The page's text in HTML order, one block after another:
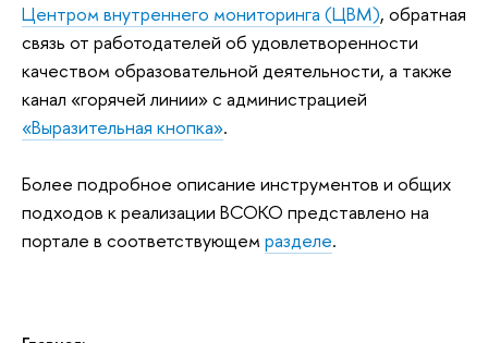
Центром внутреннего мониторинга (ЦВМ), обратная
связь от работодателей об удовлетворенности
качеством образовательной деятельности, а также
канал «горячей линии» с администрацией
«Выразительная кнопка».
Более подробное описание инструментов и общих
подходов к реализации ВСОКО представлено на
портале в соответствующем разделе.